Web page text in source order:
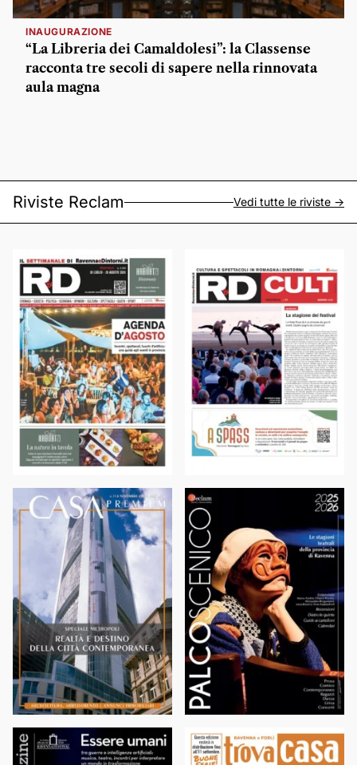
INAUGURAZIONE
“La Libreria dei Camaldolesi”: la Classense
racconta tre secoli di sapere nella rinnovata
aula magna
Riviste Reclam Vedi tutte le riviste ->